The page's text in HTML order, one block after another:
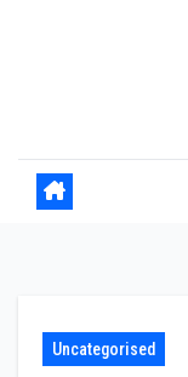
Uncategorised